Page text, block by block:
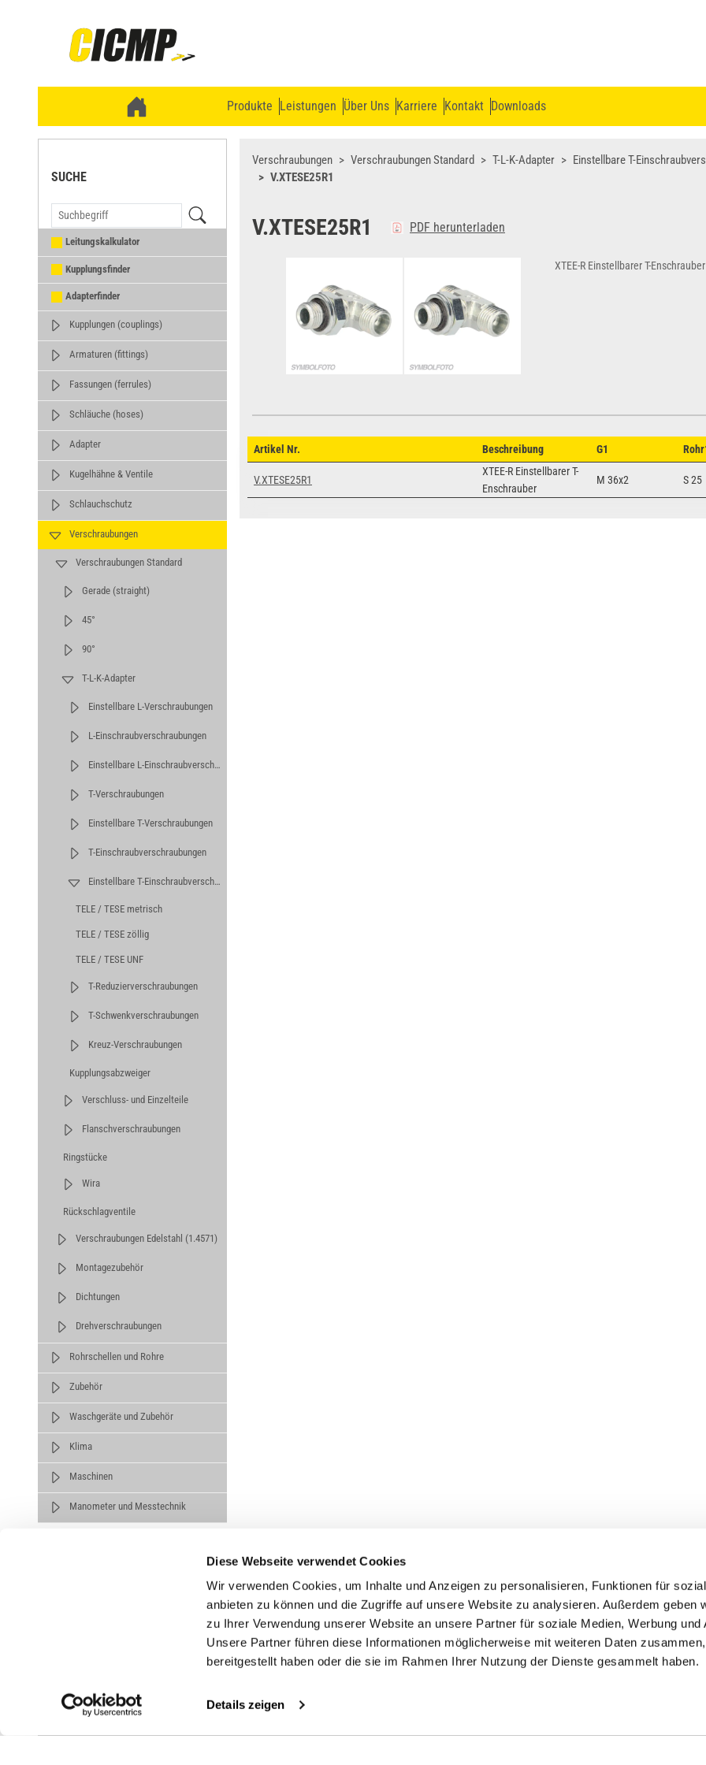
Diese Webseite verwendet Cookies
Wir verwenden Cookies, um Inhalte und Anzeigen zu personalisieren, Funktionen für
anbieten zu können und die Zugriffe auf unsere Website zu analysieren. Außerdem geben
zu Ihrer Verwendung unserer Website an unsere Partner für soziale Medien, Werbung und
Unsere Partner führen diese Informationen möglicherweise mit weiteren Daten
bereitgestellt haben oder die sie im Rahmen Ihrer Nutzung der Dienste gesammelt haben.
Details zeigen
Produkte Leistungen Über Uns Karriere Kontakt Downloads
SUCHE
Leitungskalkulator
Kupplungsfinder
Adapterfinder
Kupplungen (couplings)
Armaturen (fittings)
Fassungen (ferrules)
Schläuche (hoses)
Adapter
Kugelhähne & Ventile
Schlauchschutz
Verschraubungen
Verschraubungen Standard
Gerade (straight)
45°
90°
T-L-K-Adapter
Einstellbare L-Verschraubungen
L-Einschraubverschraubungen
Einstellbare L-Einschraubverschraubungen
T-Verschraubungen
Einstellbare T-Verschraubungen
T-Einschraubverschraubungen
Einstellbare T-Einschraubverschraubungen
TELE / TESE metrisch
TELE / TESE zöllig
TELE / TESE UNF
T-Reduzierverschraubungen
T-Schwenkverschraubungen
Kreuz-Verschraubungen
Kupplungsabzweiger
Verschluss- und Einzelteile
Flanschverschraubungen
Ringstücke
Wira
Rückschlagventile
Verschraubungen Edelstahl (1.4571)
Montagezubehör
Dichtungen
Drehverschraubungen
Rohrschellen und Rohre
Zubehör
Waschgeräte und Zubehör
Klima
Maschinen
Manometer und Messtechnik
Verschraubungen Verschraubungen Standard T-L-K-Adapter
Einstellbare T-
V.XTESE25R1
V.XTESE25R1 PDF herunterladen
XTEE-R Einstellbarer T-Enschrauber
Artikel Nr. Beschreibung G1
V.XTESE25R1
XTEE-R Einstellbarer T-
Enschrauber
M 36x2 S 25
Unternehmen
Über uns
Service
Downloads
Kontakt
Tel.: (+43) 07221 63430